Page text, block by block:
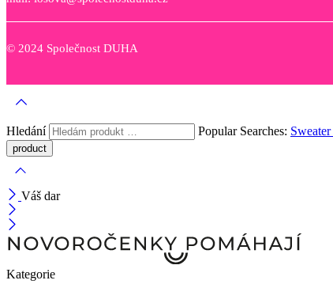
© 2024 Společnost DUHA
Hledání Popular Searches: Sweater
Váš dar
Kategorie